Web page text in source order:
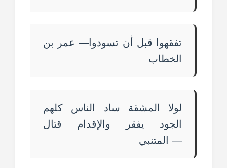
تفقهوا قبل أن تسودوا— عمر بن
الخطاب
لولا المشقة ساد الناس كلهم
الجود يفقر والإقدام قتال
— المتنبي